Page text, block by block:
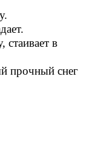
стаивает в
прочный снег